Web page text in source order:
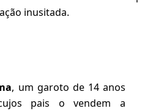
inusitada.
, um garoto de 14 anos
pais o vendem a